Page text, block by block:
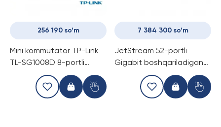
256 190 so‘m
Mini kommutator TP-Link
TL-SG1008D 8-portli
7 384 300 so‘m
JetStream 52-portli
Gigabit boshqariladigan
2+ darajali kommutator,
48 ta PoE+ porti bilan TP-
Link TL-SG3452P